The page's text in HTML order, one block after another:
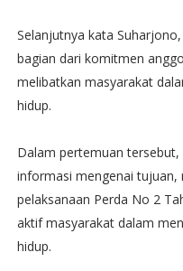
Selanjutnya kata
bagian dari komitmen
melibatkan masyarakat
hidup.
Dalam pertemuan
informasi mengenai tujuan,
pelaksanaan Perda No 2
aktif masyarakat dalam
hidup.